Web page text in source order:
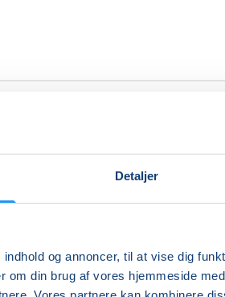
Detaljer
og annoncer, til at vise dig
om din brug af vores hjemmeside
LIDT RO? Så prøv et Nordisk
i skov" - og gør noget godt
i vandet - i Japan ordineres